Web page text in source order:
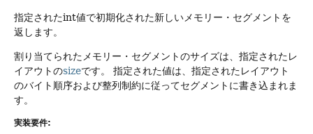
指定されたint値で初期化された新しいメモリー・セグメントを
返します。
割り当てられたメモリー・セグメントのサイズは、指定されたレ
イアウトのsizeです。
指定された値は、指定されたレイアウト
のバイト順序および整列制約に従ってセグメントに書き込まれま
す。
実装要件: